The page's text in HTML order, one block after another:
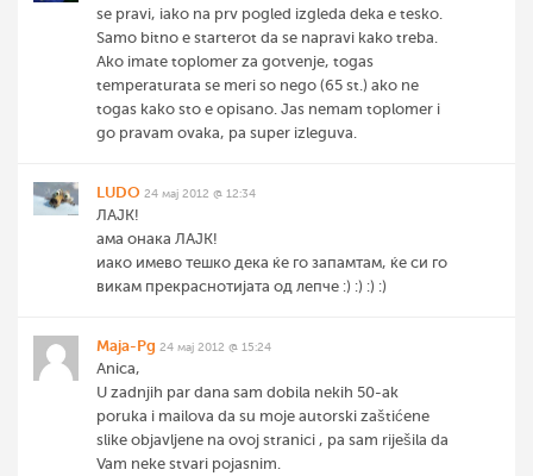
se pravi, iako na prv pogled izgleda deka e tesko.
Samo bitno e starterot da se napravi kako treba.
Ako imate toplomer za gotvenje, togas
temperaturata se meri so nego (65 st.) ako ne
togas kako sto e opisano. Jas nemam toplomer i
go pravam ovaka, pa super izleguva.
LUDO 24 мај 2012 @ 12:34
ЛАЈК!
ама онака ЛАЈК!
иако имево тешко дека ќе го запамтам, ќе си го
викам прекраснотијата од лепче :) :) :) :)
Maja-Pg 24 мај 2012 @ 15:24
Anica,
U zadnjih par dana sam dobila nekih 50-ak
poruka i mailova da su moje autorski zaštićene
slike objavljene na ovoj stranici , pa sam riješila da
Vam neke stvari pojasnim.